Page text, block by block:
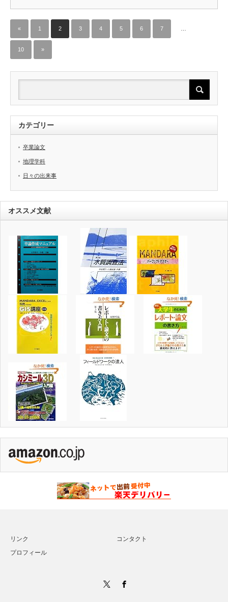
« 1 2 3 4 5 6 7
10 »
カテゴリー
卒業論文
地理学科
日々の出来事
オススメ文献
リンク
コンタクト
プロフィール